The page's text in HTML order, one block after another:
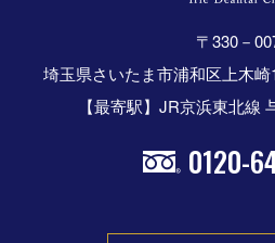
〒330－
埼玉県さいたま市浦和区上木
【最寄駅】JR京浜東北線
0120-